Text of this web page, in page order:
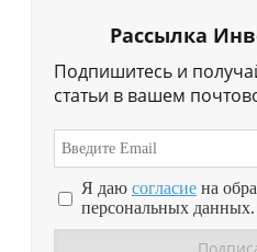
Рассылка
Подпишитесь и
статьи в вашем
Я даю согласие на
персональных данных.